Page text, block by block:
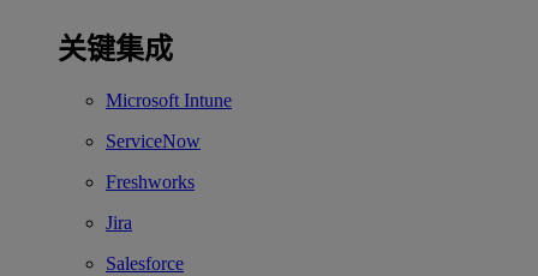
关键集成
Microsoft Intune
ServiceNow
Freshworks
Jira
Salesforce